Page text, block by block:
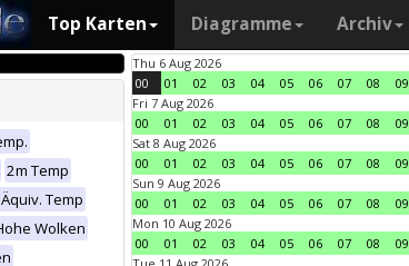
Top Karten Diagramme Archiv
2m Temp
Temp
Wolken
Thu 6 Aug 2026
00
01 02 03 04 05 06 07 08 09
Fri 7 Aug 2026
00
01 02 03 04 05 06 07 08 09
Sat 8 Aug 2026
00
01 02 03 04 05 06 07 08 09
Sun 9 Aug 2026
00
01 02 03 04 05 06 07 08 09
Mon 10 Aug 2026
00
01 02 03 04 05 06 07 08 09